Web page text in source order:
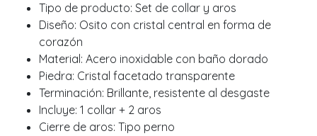
Tipo de producto: Set de collar y aros
Diseño: Osito con cristal central en forma de
corazón
Material: Acero inoxidable con baño dorado
Piedra: Cristal facetado transparente
Terminación: Brillante, resistente al desgaste
Incluye: 1 collar + 2 aros
Cierre de aros: Tipo perno